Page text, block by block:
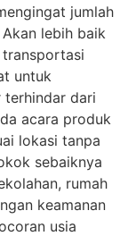
jumlah
lebih baik
untuk
terhindar dari
acara produk
lokasi tanpa
sebaiknya
rumah
keamanan
usia